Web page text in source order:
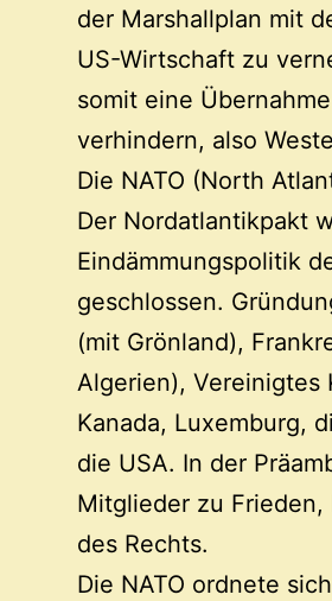
der Marshallplan mit
US-Wirtschaft zu
somit eine
verhindern, also
Die NATO (North
Der Nordatlantikpakt
Eindämmungspolitik
geschlossen.
(mit Grönland),
Algerien), Vereinigtes
Kanada, Luxemburg,
die USA. In der
Mitglieder zu Frieden,
des Rechts.
Die NATO ordnete